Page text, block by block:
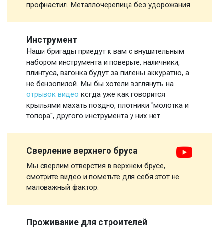
профнастил. Металлочерепица без удорожания.
Инструмент
Наши бригады приедут к вам с внушительным
набором инструмента и поверьте, наличники,
плинтуса, вагонка будут за пилены аккуратно, а
не бензопилой. Мы бы хотели взглянуть на
отрывок видео когда уже как говорится
крыльями махать поздно, плотники "молотка и
топора", другого инструмента у них нет.
Сверление верхнего бруса
Мы сверлим отверстия в верхнем брусе,
смотрите видео и пометьте для себя этот не
маловажный фактор.
Проживание для строителей